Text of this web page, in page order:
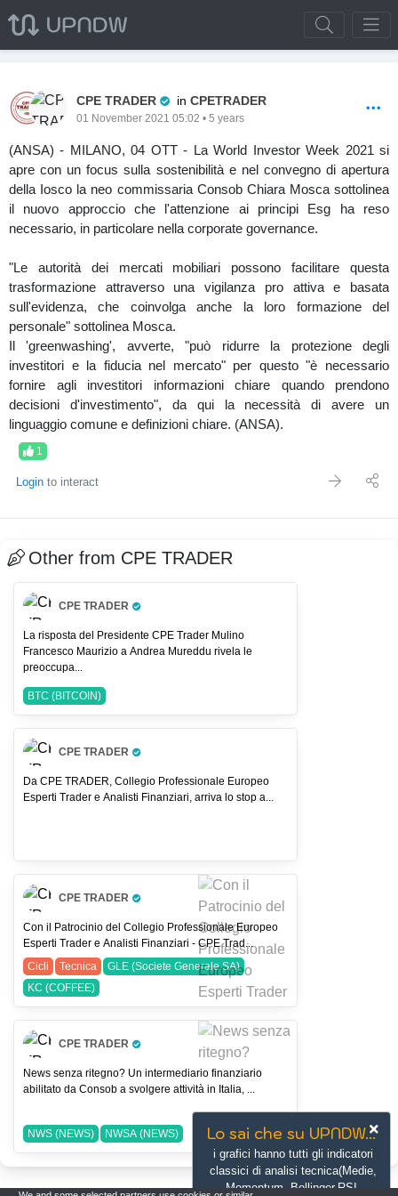
CPE TRADER Pro Trader
in CPETRADER
01 November 2021 05:02 • 5 years
(ANSA) - MILANO, 04 OTT - La World Investor Week 2021 si
apre con un focus sulla sostenibilità e nel convegno di apertura
della Iosco la neo commissaria Consob Chiara Mosca sottolinea
il nuovo approccio che l'attenzione ai principi Esg ha reso
necessario, in particolare nella corporate governance.
"Le autorità dei mercati mobiliari possono facilitare questa
trasformazione attraverso una vigilanza pro attiva e basata
sull'evidenza, che coinvolga anche la loro formazione del
personale" sottolinea Mosca.
Il 'greenwashing', avverte, "può ridurre la protezione degli
investitori e la fiducia nel mercato" per questo "è necessario
fornire agli investitori informazioni chiare quando prendono
decisioni d'investimento", da qui la necessità di avere un
linguaggio comune e definizioni chiare. (ANSA).
1
Login to interact
Other from CPE TRADER
CPE TRADER
Pro Trader
La risposta del Presidente CPE Trader Mulino
Francesco Maurizio a Andrea Mureddu rivela le
preoccupa...
BTC (BITCOIN)
CPE TRADER
Pro Trader
Da CPE TRADER, Collegio Professionale Europeo
Esperti Trader e Analisti Finanziari, arriva lo stop a...
CPE TRADER
Pro Trader
Con il Patrocinio del Collegio Professionale Europeo
Esperti Trader e Analisti Finanziari - CPE Trad...
Cicli
Tecnica
GLE (Societe Generale SA)
KC (COFFEE)
CPE TRADER
Pro Trader
News senza ritegno? Un intermediario finanziario
abilitato da Consob a svolgere attività in Italia, ...
NWS (NEWS) NWSA (NEWS) Lo sai che su UPNDW...
i grafici hanno tutti gli indicatori
classici di analisi tecnica(Medie,
Momentum, Bollinger,RSI,